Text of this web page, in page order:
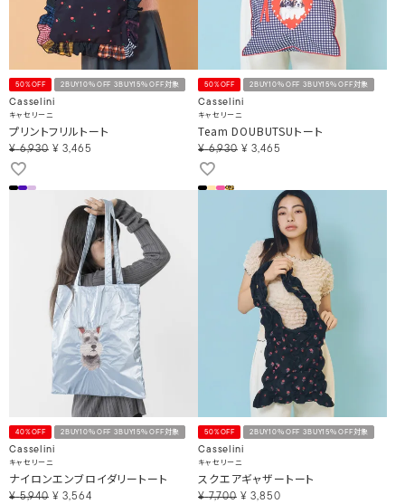
50%OFF 2BUY10％OFF 3BUY15％OFF対象
Casselini
キャセリーニ
プリントフリルトート
¥ 6,930 ¥ 3,465
50%OFF 2BUY10％OFF 3BUY15％OFF対象
Casselini
キャセリーニ
Team DOUBUTSUトート
¥ 6,930 ¥ 3,465
40%OFF 2BUY10％OFF 3BUY15％OFF対象
Casselini
キャセリーニ
ナイロンエンブロイダリートート
¥ 5,940 ¥ 3,564
50%OFF 2BUY10％OFF 3BUY15％OFF対象
Casselini
キャセリーニ
スクエアギャザートート
¥ 7,700 ¥ 3,850